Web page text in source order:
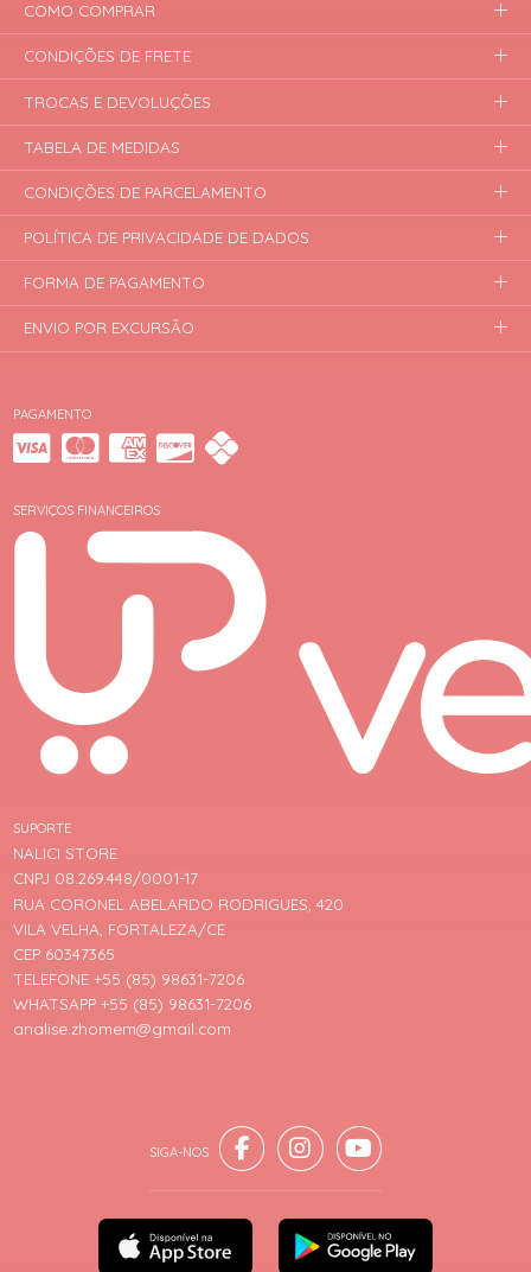
PAGAMENTO
SERVIÇOS FINANCEIROS
SUPORTE
NALICI STORE
CNPJ 08.269.448/0001-17
RUA CORONEL ABELARDO RODRIGUES, 420
VILA VELHA, FORTALEZA/CE
CEP 60347365
TELEFONE +55 (85) 98631-7206
WHATSAPP +55 (85) 98631-7206
analise.zhomem@gmail.com
COMO COMPRAR
CONDIÇÕES DE FRETE
TROCAS E DEVOLUÇÕES
TABELA DE MEDIDAS
CONDIÇÕES DE PARCELAMENTO
POLÍTICA DE PRIVACIDADE DE DADOS
FORMA DE PAGAMENTO
ENVIO POR EXCURSÃO